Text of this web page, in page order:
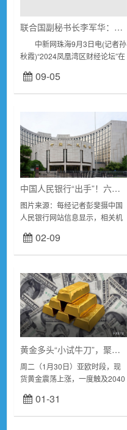
联合国副秘书长李军华：全球经济韧性不应掩盖潜在下行风险
中新网珠海9月3日电(记者孙
秋霞)“2024凤凰湾区财经论坛”在
国副秘书长李军华3日在开幕式
作视频致辞时指出，经过多年的
09-05
中国人民银行“出手”！六家信用评级机构被罚款合计超3400万元
图片来源：每经记者彭斐摄中国
人民银行网站信息显示，相关机
按照法定评级程序及业务规则开
展信用评级业务，违反独立性要
02-09
黄金多头“小试牛刀”，聚焦美联储利率决议，银价或再涨2%
周二（1月30日）亚欧时段，现
货黄金震荡上涨，一度触及2040
市场交投依然比较谨慎，交易商
仍在等待美联储政策决定和主席
01-31